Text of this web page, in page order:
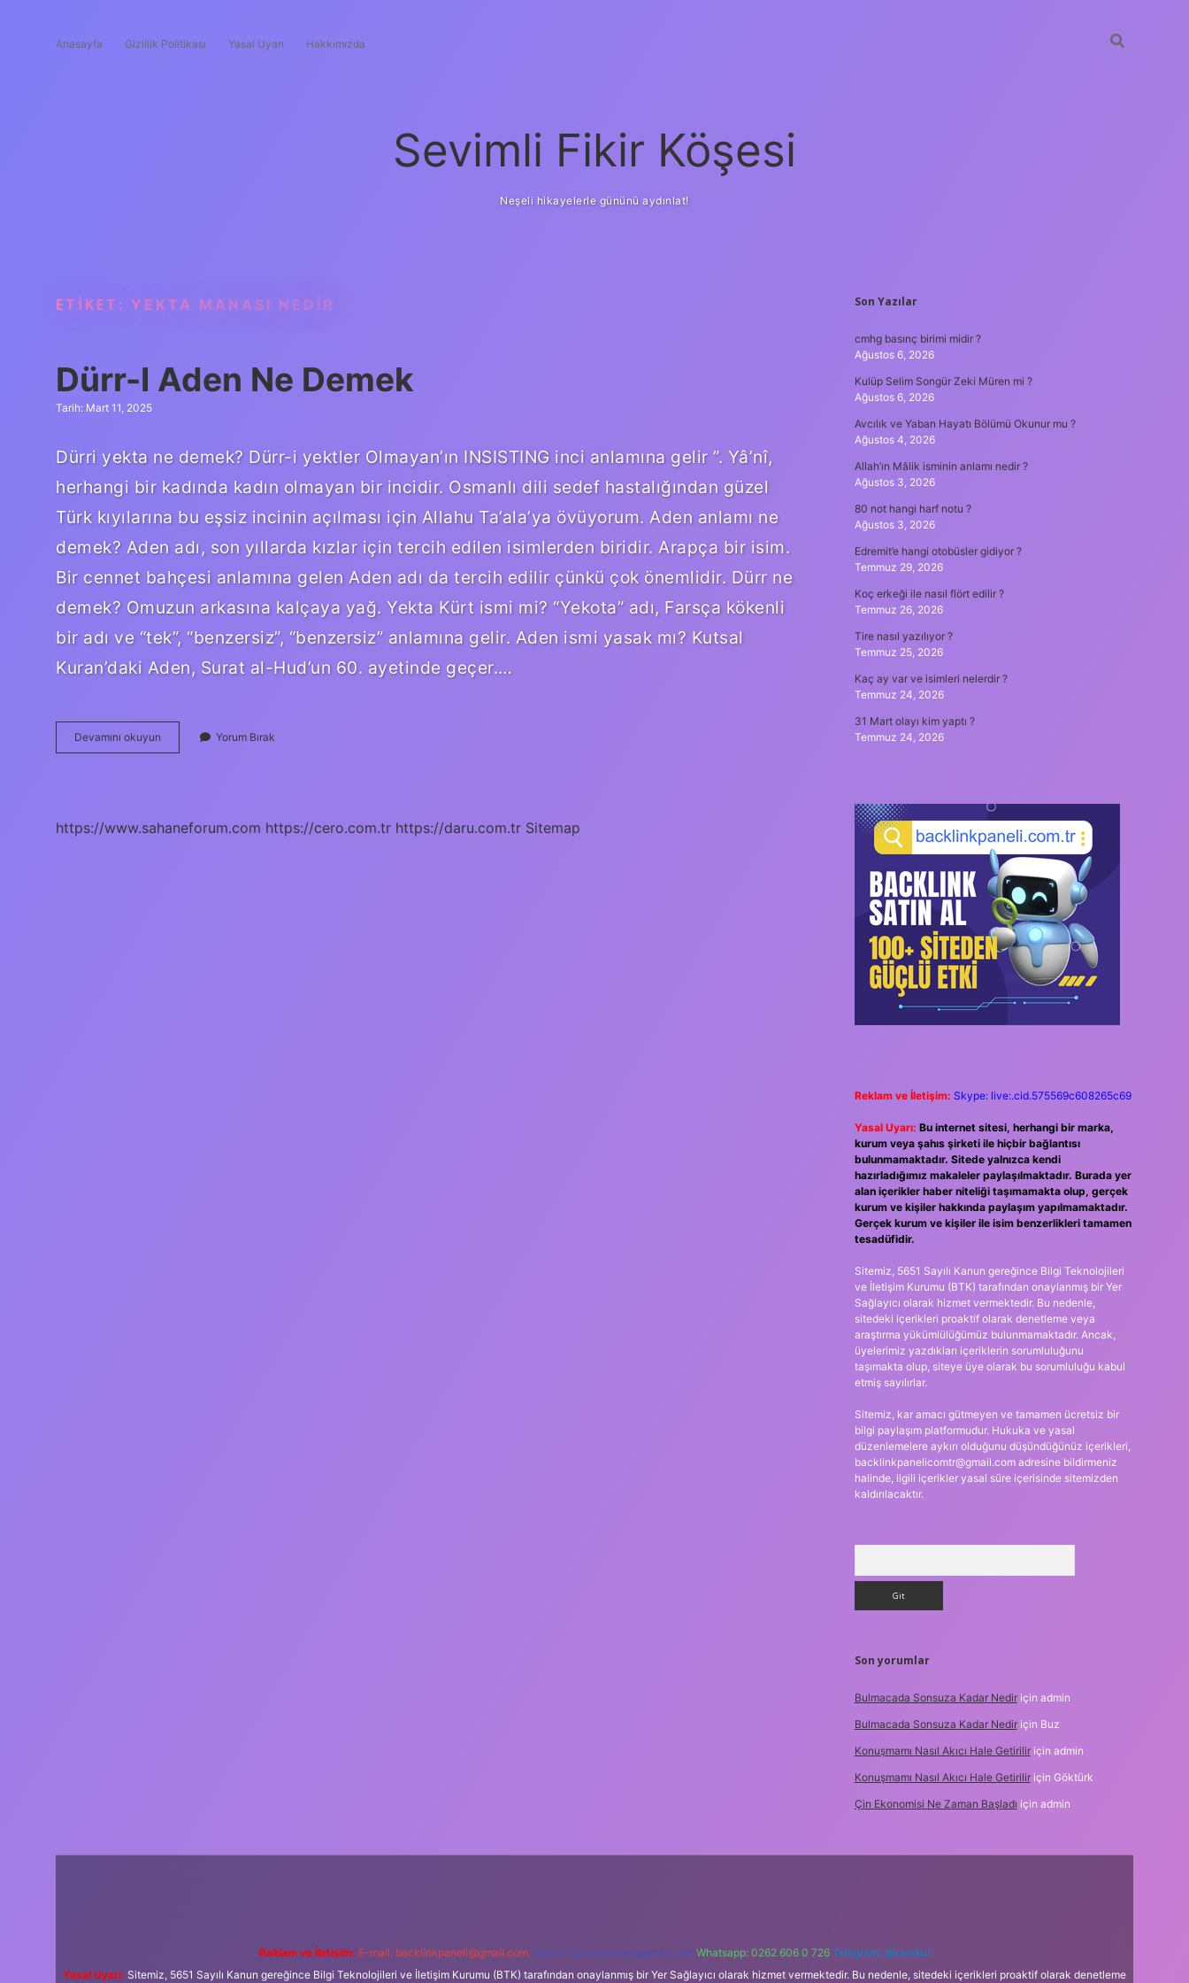
Anasayfa Gizlilik Politikası Yasal Uyarı Hakkımızda
Sevimli Fikir Köşesi
Neşeli hikayelerle gününü aydınlat!
ETIKET: YEKTA MANASI NEDIR
Dürr-I Aden Ne Demek
Tarih: Mart 11, 2025
Dürri yekta ne demek? Dürr-i yektler Olmayan’ın INSISTING inci anlamına gelir ”. Yâ’nî,
herhangi bir kadında kadın olmayan bir incidir. Osmanlı dili sedef hastalığından güzel
Türk kıyılarına bu eşsiz incinin açılması için Allahu Ta’ala’ya övüyorum. Aden anlamı ne
demek? Aden adı, son yıllarda kızlar için tercih edilen isimlerden biridir. Arapça bir isim.
Bir cennet bahçesi anlamına gelen Aden adı da tercih edilir çünkü çok önemlidir. Dürr ne
demek? Omuzun arkasına kalçaya yağ. Yekta Kürt ismi mi? “Yekota” adı, Farsça kökenli
bir adı ve “tek”, “benzersiz”, “benzersiz” anlamına gelir. Aden ismi yasak mı? Kutsal
Kuran’daki Aden, Surat al-Hud’un 60. ayetinde geçer.…
Devamını okuyun
I
Yorum Bırak
https://www.sahaneforum.com https://cero.com.tr https://daru.com.tr Sitemap
SIDEBAR
Son Yazılar
cmhg basınç birimi midir ?
Ağustos 6, 2026
Kulüp Selim Songür Zeki Müren mi ?
Ağustos 6, 2026
Avcılık ve Yaban Hayatı Bölümü Okunur mu ?
Ağustos 4, 2026
Allah’ın Mâlik isminin anlamı nedir ?
Ağustos 3, 2026
80 not hangi harf notu ?
Ağustos 3, 2026
Edremit’e hangi otobüsler gidiyor ?
Temmuz 29, 2026
Koç erkeği ile nasıl flört edilir ?
Temmuz 26, 2026
Tire nasıl yazılıyor ?
Temmuz 25, 2026
Kaç ay var ve isimleri nelerdir ?
Temmuz 24, 2026
31 Mart olayı kim yaptı ?
Temmuz 24, 2026
Reklam ve İletişim: Skype: live:.cid.575569c608265c69
Yasal Uyarı: Bu internet sitesi, herhangi bir marka,
kurum veya şahıs şirketi ile hiçbir bağlantısı
bulunmamaktadır. Sitede yalnızca kendi
hazırladığımız makaleler paylaşılmaktadır. Burada yer
alan içerikler haber niteliği taşımamakta olup, gerçek
kurum ve kişiler hakkında paylaşım yapılmamaktadır.
Gerçek kurum ve kişiler ile isim benzerlikleri tamamen
tesadüfidir.
Sitemiz, 5651 Sayılı Kanun gereğince Bilgi Teknolojileri
ve İletişim Kurumu (BTK) tarafından onaylanmış bir Yer
Sağlayıcı olarak hizmet vermektedir. Bu nedenle,
sitedeki içerikleri proaktif olarak denetleme veya
araştırma yükümlülüğümüz bulunmamaktadır. Ancak,
üyelerimiz yazdıkları içeriklerin sorumluluğunu
taşımakta olup, siteye üye olarak bu sorumluluğu kabul
etmiş sayılırlar.
Sitemiz, kar amacı gütmeyen ve tamamen ücretsiz bir
bilgi paylaşım platformudur. Hukuka ve yasal
düzenlemelere aykırı olduğunu düşündüğünüz içerikleri,
backlinkpanelicomtr@gmail.comadresine bildirmeniz
halinde, ilgili içerikler yasal süre içerisinde sitemizden
kaldırılacaktır.
Son yorumlar
Bulmacada Sonsuza Kadar Nediriçin admin
Bulmacada Sonsuza Kadar Nediriçin Buz
Konuşmamı Nasıl Akıcı Hale Getiriliriçin admin
Konuşmamı Nasıl Akıcı Hale Getiriliriçin Göktürk
Çin Ekonomisi Ne Zaman Başladı için admin
Reklam ve İletişim: E-mail: backlinkpaneli@gmail.com Teams: forumhizmeti@gmail.com Whatsapp: 0262 606 0 726 Telegram: @karabul
Yasal Uyarı: Sitemiz, 5651 Sayılı Kanun gereğince Bilgi Teknolojileri ve İletişim Kurumu (BTK) tarafından onaylanmış bir Yer Sağlayıcı olarak hizmet vermektedir. Bu nedenle, sitedeki içerikleri proaktif olarak denetleme